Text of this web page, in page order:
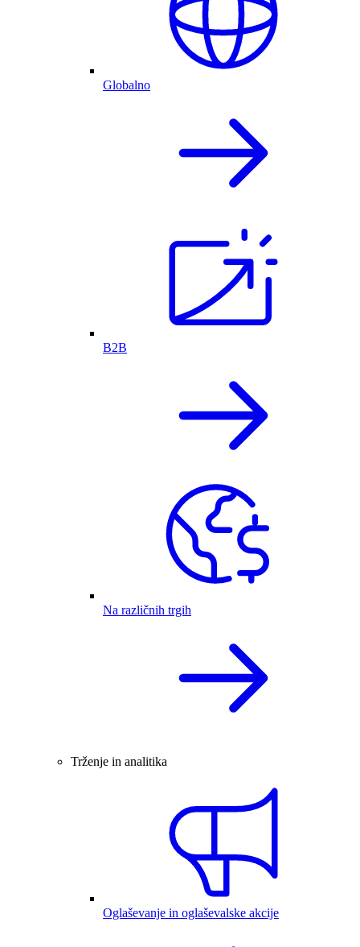
Globalno
B2B
Na različnih trgih
Trženje in analitika
Oglaševanje in oglaševalske akcije